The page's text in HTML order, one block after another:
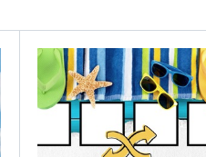
გადახედვა